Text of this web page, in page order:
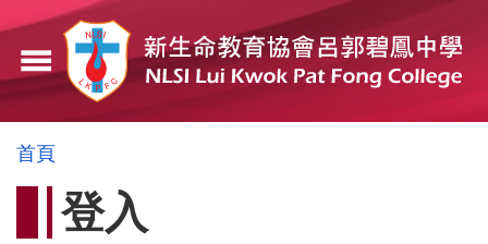
主
內
menu
導
航
首頁
登入